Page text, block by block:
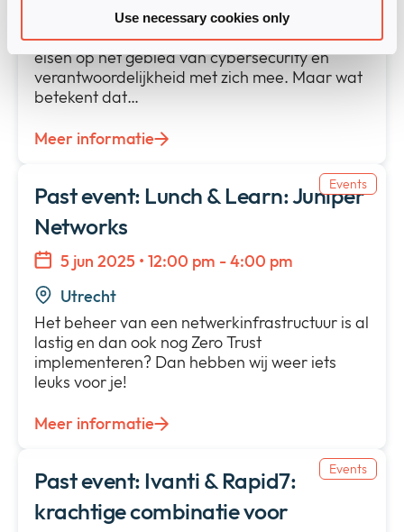
Use necessary cookies only
Utrecht
De Europese NIS2-richtlijn brengt strengere
eisen op het gebied van cybersecurity en
verantwoordelijkheid met zich mee. Maar wat
betekent dat…
Meer informatie
Events
Past event: Lunch & Learn: Juniper
Networks
5 jun 2025 • 12:00 pm - 4:00 pm
Utrecht
Het beheer van een netwerkinfrastructuur is al
lastig en dan ook nog Zero Trust
implementeren? Dan hebben wij weer iets
leuks voor je!
Meer informatie
Events
Past event: Ivanti & Rapid7:
krachtige combinatie voor